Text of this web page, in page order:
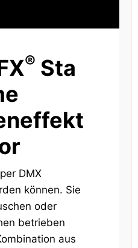
® Sta
DMX
können. Sie
oder
betrieben
aus